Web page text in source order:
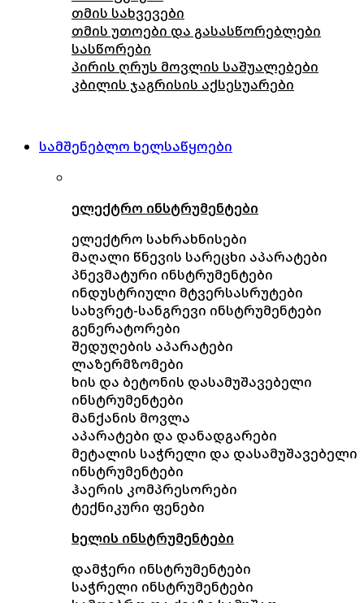
თმის სახვევები
თმის უთოები და გასასწორებლები
სასწორები
პირის ღრუს მოვლის საშუალებები
კბილის ჯაგრისის აქსესუარები
სამშენებლო ხელსაწყოები
ელექტრო ინსტრუმენტები
ელექტრო სახრახნისები
მაღალი წნევის სარეცხი აპარატები
პნევმატური ინსტრუმენტები
ინდუსტრიული მტვერსასრუტები
სახვრეტ-სანგრევი ინსტრუმენტები
გენერატორები
შედუღების აპარატები
ლაზერმზომები
ხის და ბეტონის დასამუშავებელი
ინსტრუმენტები
მანქანის მოვლა
აპარატები და დანადგარები
მეტალის საჭრელი და დასამუშავებელი
ინსტრუმენტები
ჰაერის კომპრესორები
ტექნიკური ფენები
ხელის ინსტრუმენტები
დამჭერი ინსტრუმენტები
საჭრელი ინსტრუმენტები